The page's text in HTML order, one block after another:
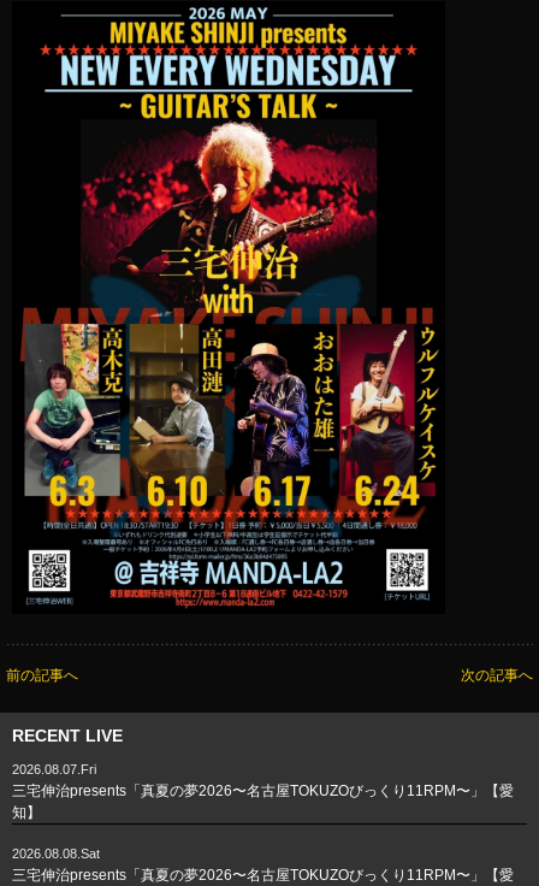
前の記事へ 次の記事へ
RECENT LIVE
2026.08.07.Fri
三宅伸治presents「真夏の夢2026〜名古屋TOKUZOびっくり11RPM〜」【愛
知】
2026.08.08.Sat
三宅伸治presents「真夏の夢2026〜名古屋TOKUZOびっくり11RPM〜」【愛